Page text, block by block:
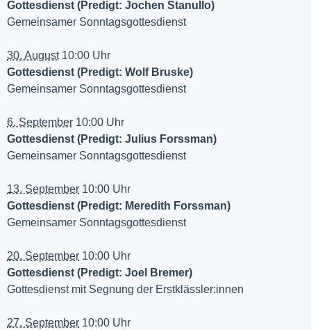
Gottesdienst (Predigt: Jochen Stanullo)
Gemeinsamer Sonntagsgottesdienst
30. August10:00 Uhr
Gottesdienst (Predigt: Wolf Bruske)
Gemeinsamer Sonntagsgottesdienst
6. September 10:00 Uhr
Gottesdienst (Predigt: Julius Forssman)
Gemeinsamer Sonntagsgottesdienst
13. September 10:00 Uhr
Gottesdienst (Predigt: Meredith Forssman)
Gemeinsamer Sonntagsgottesdienst
20. September 10:00 Uhr
Gottesdienst (Predigt: Joel Bremer)
Gottesdienst mit Segnung der Erstklässler:innen
27. September 10:00 Uhr